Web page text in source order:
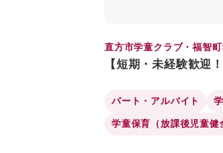
直方市学童クラブ・福智
【短期・未経験歓迎
パート・アルバイト
学童保育（放課後児童健